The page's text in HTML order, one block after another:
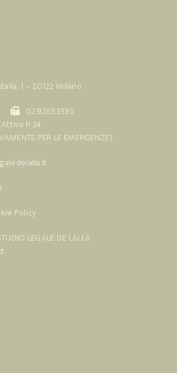
1 – 20122 Milano
02.92853330
h 24
PER LE EMERGENZE)
Policy
LEGALE DE LALLA